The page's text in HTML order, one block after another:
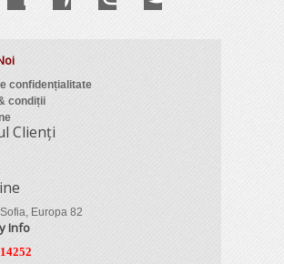
confidențialitate
condiții
Clienți
Europa 82
Info